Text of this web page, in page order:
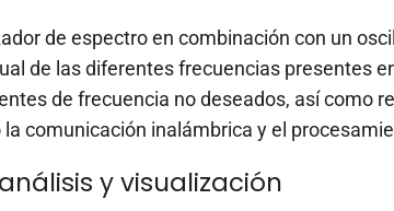
de espectro en combinación con un
de las diferentes frecuencias presentes
de frecuencia no deseados, así como
comunicación inalámbrica y el
y visualización